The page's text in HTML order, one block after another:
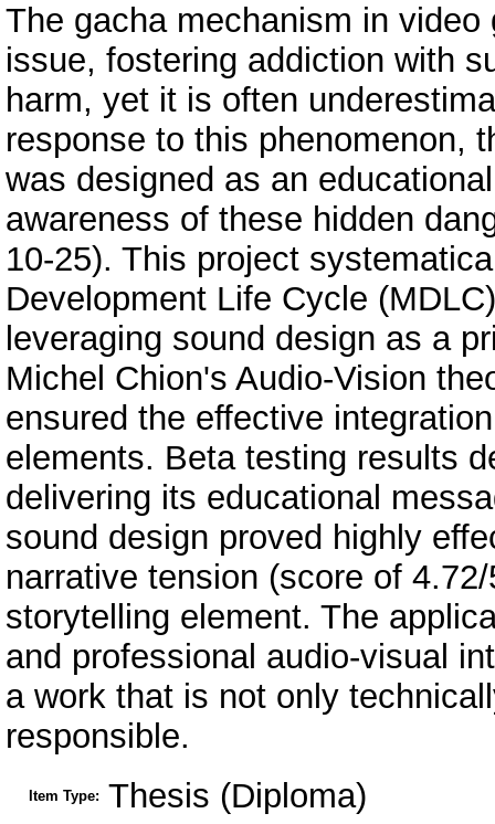
The gacha mechanism in
issue, fostering addiction with
harm, yet it is often
response to this phenomenon,
was designed as an
awareness of these hidden
10-25). This project
Development Life Cycle
leveraging sound design as a
Michel Chion's Audio-Vision
ensured the effective
elements. Beta testing results
delivering its educational
sound design proved highly
narrative tension (score of
storytelling element. The
and professional audio-visual
a work that is not only
responsible.
Item Type: Thesis (Diploma)